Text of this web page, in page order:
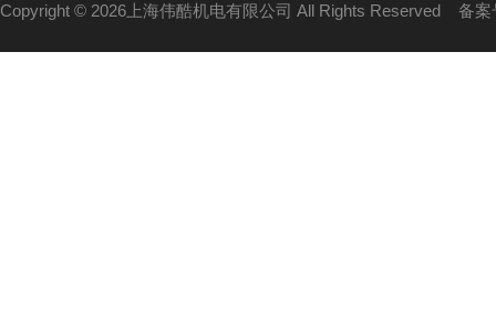
Copyright © 2026上海伟酷机电有限公司 All Rights Reserved 备案